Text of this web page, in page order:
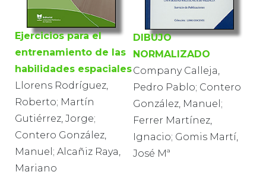
Ejercicios para el
entrenamiento de las
habilidades espaciales
Llorens Rodríguez,
Roberto; Martín
Gutiérrez, Jorge;
Contero González,
Manuel; Alcañiz Raya,
Mariano
DIBUJO
NORMALIZADO
Company Calleja,
Pedro Pablo; Contero
González, Manuel;
Ferrer Martínez,
Ignacio; Gomis Martí,
José Mª